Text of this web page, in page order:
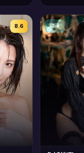
8.6 动漫